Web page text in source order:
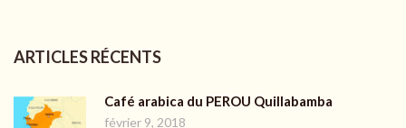
ARTICLES RÉCENTS
Café arabica du PEROU Quillabamba
février 9, 2018